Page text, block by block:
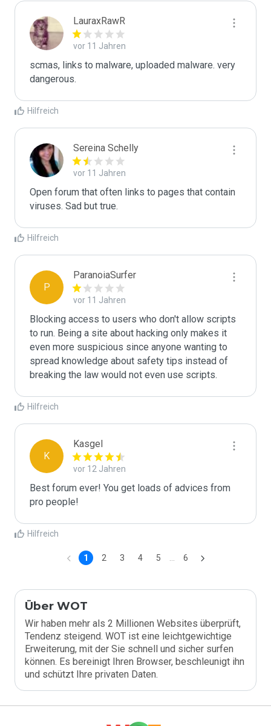
LauraxRawR
vor 11 Jahren
scmas, links to malware, uploaded malware. very
dangerous.
Hilfreich
Sereina Schelly
vor 11 Jahren
Open forum that often links to pages that contain
viruses. Sad but true.
Hilfreich
P
ParanoiaSurfer
vor 11 Jahren
Blocking access to users who don't allow scripts
to run. Being a site about hacking only makes it
even more suspicious since anyone wanting to
spread knowledge about safety tips instead of
breaking the law would not even use scripts.
Hilfreich
K
Kasgel
vor 12 Jahren
Best forum ever! You get loads of advices from
pro people!
Hilfreich
1 2 3 4 5 6
Über WOT
Wir haben mehr als 2 Millionen Websites überprüft,
Tendenz steigend. WOT ist eine leichtgewichtige
Erweiterung, mit der Sie schnell und sicher surfen
können. Es bereinigt Ihren Browser, beschleunigt ihn
und schützt Ihre privaten Daten.